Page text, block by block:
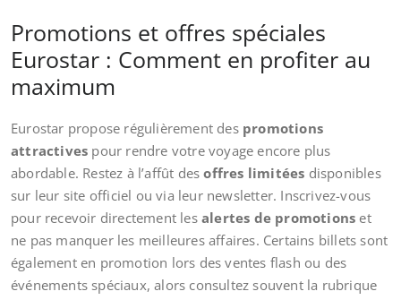
Promotions et offres spéciales
Eurostar : Comment en profiter au
maximum
Eurostar propose régulièrement des promotions
attractives pour rendre votre voyage encore plus
abordable. Restez à l’affût desoffres limitées disponibles
sur leur site officiel ou via leur newsletter. Inscrivez-vous
pour recevoir directement les alertes de promotions et
ne pas manquer les meilleures affaires. Certains billets sont
également en promotion lors des ventes flash ou des
événements spéciaux, alors consultez souvent la rubrique